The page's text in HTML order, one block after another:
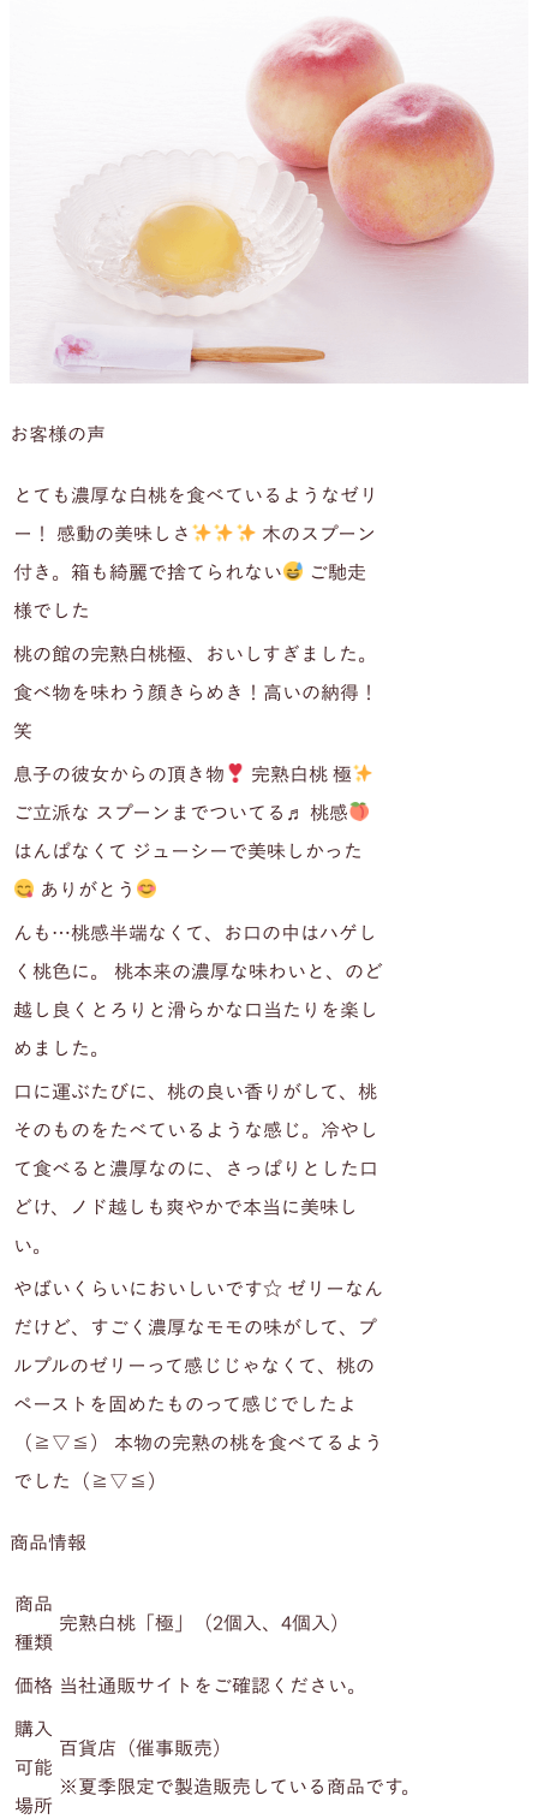
お客様の声
とても濃厚な白桃を食べているようなゼリ
ー！ 感動の美味しさ
木のスプーン
付き。箱も綺麗で捨てられない
ご馳走
様でした
桃の館の完熟白桃極、おいしすぎました。
食べ物を味わう顔きらめき！高いの納得！
笑
息子の彼女からの頂き物
完熟白桃 極
ご立派な スプーンまでついてる♬ 桃感
はんぱなくて ジューシーで美味しかった
ありがとう
んも…桃感半端なくて、お口の中はハゲし
く桃色に。 桃本来の濃厚な味わいと、のど
越し良くとろりと滑らかな口当たりを楽し
めました。
口に運ぶたびに、桃の良い香りがして、桃
そのものをたべているような感じ。冷やし
て食べると濃厚なのに、さっぱりとした口
どけ、ノド越しも爽やかで本当に美味し
い。
やばいくらいにおいしいです☆ ゼリーなん
だけど、すごく濃厚なモモの味がして、プ
ルプルのゼリーって感じじゃなくて、桃の
ペーストを固めたものって感じでしたよ
（≧▽≦） 本物の完熟の桃を食べてるよう
でした（≧▽≦）
商品情報
商品
種類
完熟白桃「極」（2個入、4個入）
価格 当社通販サイトをご確認ください。
購入
可能
場所
百貨店（催事販売）
※夏季限定で製造販売している商品です。